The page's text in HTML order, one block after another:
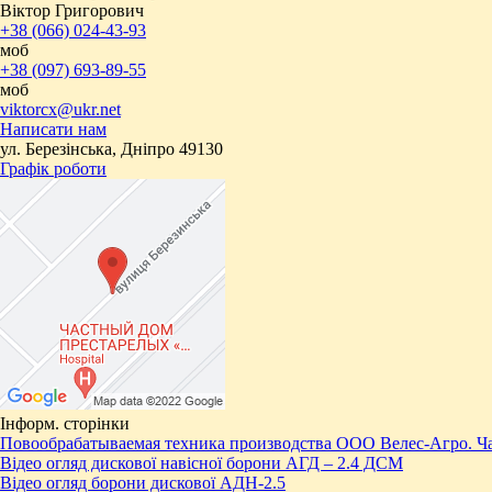
Віктор Григорович
+38 (066) 024-43-93
моб
+38 (097) 693-89-55
моб
viktorcx@ukr.net
Написати нам
ул. Березінська, Дніпро 49130
Графік роботи
Інформ. сторінки
Повообрабатываемая техника производства ООО Велес-Агро.
Відео огляд дискової навісної борони АГД – 2.4 ДСМ
Відео огляд борони дискової АДН-2.5